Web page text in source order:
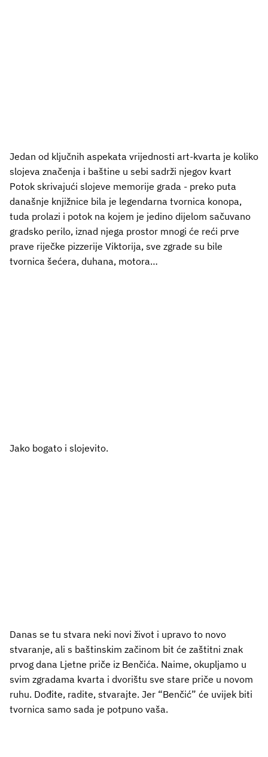
Jedan od ključnih aspekata vrijednosti art-kvarta je koliko
slojeva značenja i baštine u sebi sadrži njegov kvart
Potok skrivajući slojeve memorije grada - preko puta
današnje knjižnice bila je legendarna tvornica konopa,
tuda prolazi i potok na kojem je jedino dijelom sačuvano
gradsko perilo, iznad njega prostor mnogi će reći prve
prave riječke pizzerije Viktorija, sve zgrade su bile
tvornica šećera, duhana, motora…
Jako bogato i slojevito.
Danas se tu stvara neki novi život i upravo to novo
stvaranje, ali s baštinskim začinom bit će zaštitni znak
prvog dana Ljetne priče iz Benčića. Naime, okupljamo u
svim zgradama kvarta i dvorištu sve stare priče u novom
ruhu. Dođite, radite, stvarajte. Jer “Benčić” će uvijek biti
tvornica samo sada je potpuno vaša.